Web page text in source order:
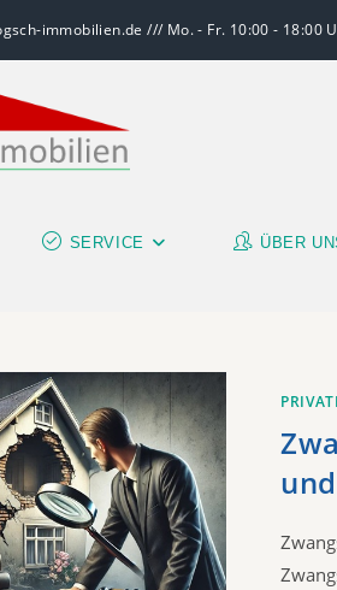
immobilien.de /// Mo. - Fr. 10:00 - 18:00
SERVICE ÜBER